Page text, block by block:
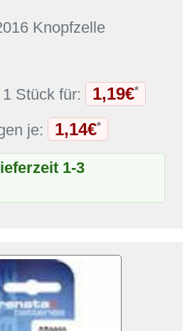
Knopfzelle
Stück für: 1,19€*
je: 1,14€*
1-3